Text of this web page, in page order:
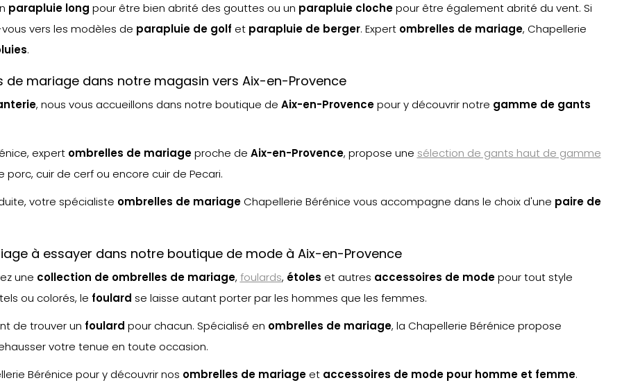
parapluie long pour être bien abrité des gouttes ou un parapluie clochepour être également abrité du vent. Si
vers les modèles de parapluie de golf et parapluie de berger. Expert ombrelles de mariage, Chapellerie
s.
mariage dans notre magasin vers Aix-en-Provence
, nous vous accueillons dans notre boutique de Aix-en-Provencepour y découvrir notre gamme de gants
expert ombrelles de mariageproche de Aix-en-Provence, propose une sélection de gants haut de gamme
cuir de cerf ou encore cuir de Pecari.
votre spécialiste ombrelles de mariageChapellerie Bérénice vous accompagne dans le choix d'une paire de
à essayer dans notre boutique de mode à Aix-en-Provence
une collection de ombrelles de mariage, foulards, étoles et autres accessoires de modepour tout style
ou colorés, le foulard se laisse autant porter par les hommes que les femmes.
de trouver un foulard pour chacun. Spécialisé en ombrelles de mariage, la Chapellerie Bérénice propose
votre tenue en toute occasion.
Bérénice pour y découvrir nos ombrelles de mariageet accessoires de mode pour homme et femme.